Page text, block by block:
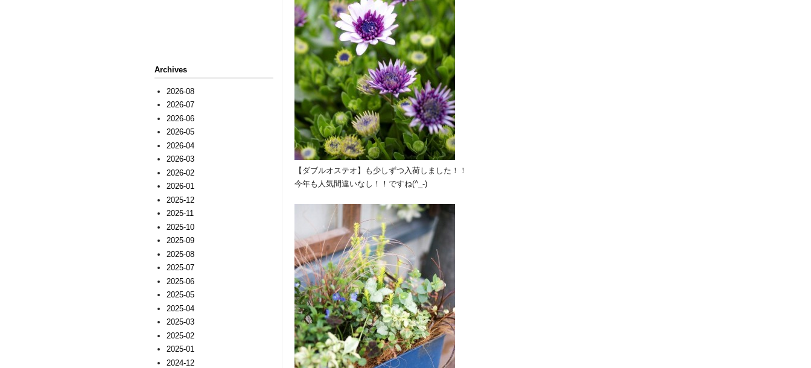
【ダブルオステオ】も少しずつ入荷しました！！
今年も人気間違いなし！！ですね(^_-)
Archives
2026-08
2026-07
2026-06
2026-05
2026-04
2026-03
2026-02
2026-01
2025-12
2025-11
2025-10
2025-09
2025-08
2025-07
2025-06
2025-05
2025-04
2025-03
2025-02
2025-01
2024-12